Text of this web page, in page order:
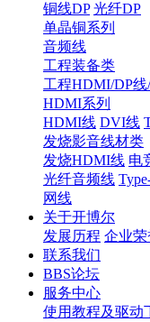
铜线DP 光纤DP
单晶铜系列
音频线
工程装备类
工程HDMI/DP
HDMI系列
HDMI线 DVI线
发烧影音线材类
发烧HDMI线 电
光纤音频线
网线
关于开博尔
发展历程 企业荣
联系我们
BBS论坛
服务中心
使用教程及驱动